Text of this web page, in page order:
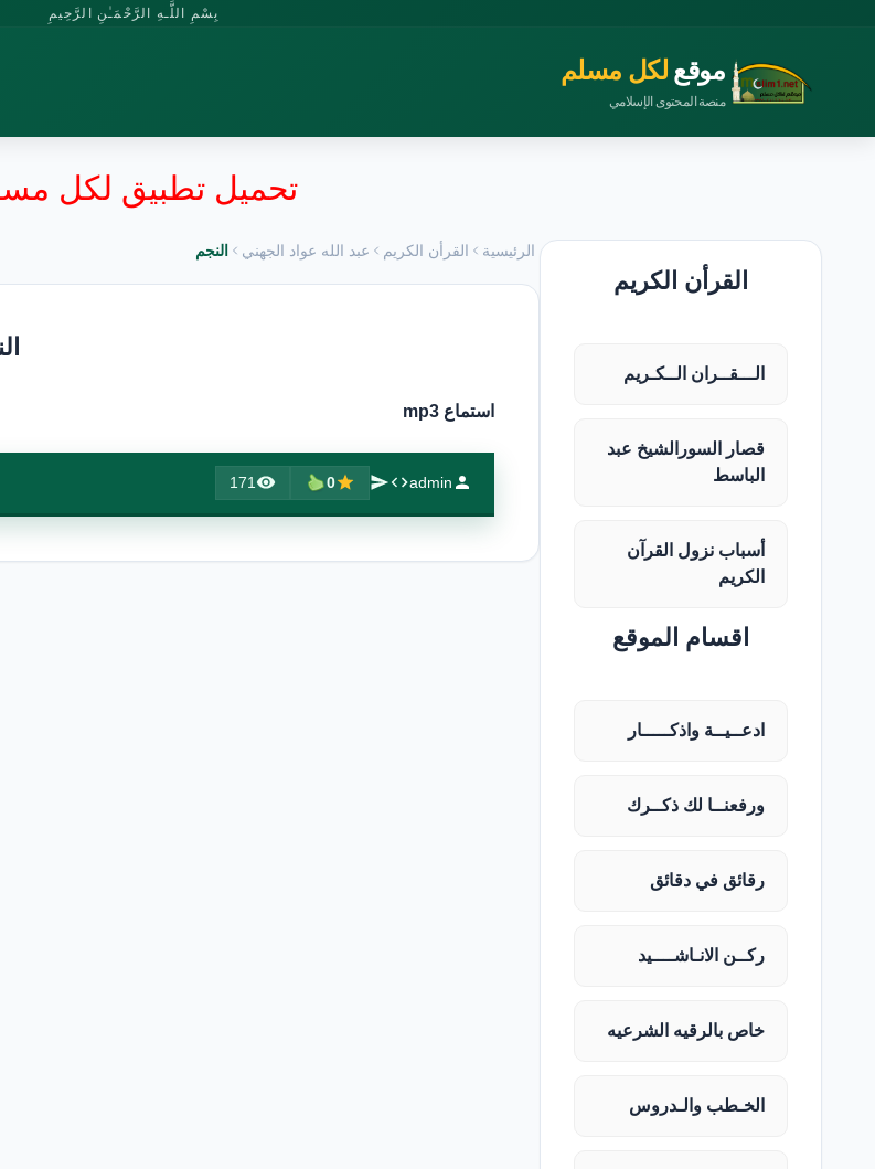
بِسْمِ اللَّـهِ الرَّحْمَـٰنِ الرَّحِيمِ
موقع لكل مسلم
منصة المحتوى الإسلامي
تحميل تطبيق لكل
القرأن الكريم
الـــقــران الــكـريم
قصار السورالشيخ عبد
الباسط
أسباب نزول القرآن
الكريم
اقسام الموقع
ادعــيــة واذكـــــار
ورفعنــا لك ذكــرك
رقائق في دقائق
ركــن الانـاشــــيد
خاص بالرقيه الشرعيه
الخـطب والـدروس
الرئيسية القرأن الكريم عبد الله عواد الجهني النجم
استماع mp3
admin
0
171